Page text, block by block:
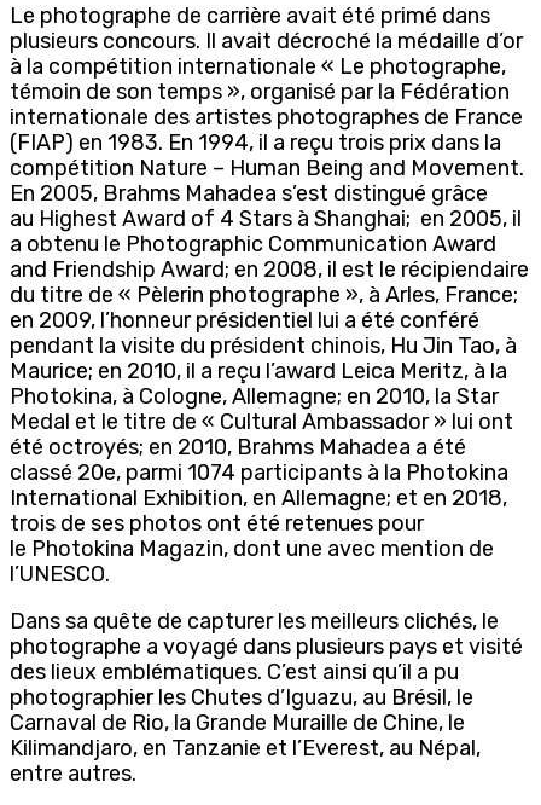
Le photographe de carrière avait été primé dans
plusieurs concours. Il avait décroché la médaille d’or
à la compétition internationale « Le photographe,
témoin de son temps », organisé par la Fédération
internationale des artistes photographes de France
(FIAP) en 1983. En 1994, il a reçu trois prix dans la
compétition Nature – Human Being and Movement.
En 2005, Brahms Mahadea s’est distingué grâce
au Highest Award of 4 Stars à Shanghai; en 2005, il
a obtenu le Photographic Communication Award
and Friendship Award; en 2008, il est le récipiendaire
du titre de « Pèlerin photographe », à Arles, France;
en 2009, l’honneur présidentiel lui a été conféré
pendant la visite du président chinois, Hu Jin Tao, à
Maurice; en 2010, il a reçu l’award Leica Meritz, à la
Photokina, à Cologne, Allemagne; en 2010, la Star
Medal et le titre de « Cultural Ambassador » lui ont
été octroyés; en 2010, Brahms Mahadea a été
classé 20e, parmi 1074 participants à la Photokina
International Exhibition, en Allemagne; et en 2018,
trois de ses photos ont été retenues pour
le Photokina Magazin, dont une avec mention de
l’UNESCO.
Dans sa quête de capturer les meilleurs clichés, le
photographe a voyagé dans plusieurs pays et visité
des lieux emblématiques. C’est ainsi qu’il a pu
photographier les Chutes d’Iguazu, au Brésil, le
Carnaval de Rio, la Grande Muraille de Chine, le
Kilimandjaro, en Tanzanie et l’Everest, au Népal,
entre autres.